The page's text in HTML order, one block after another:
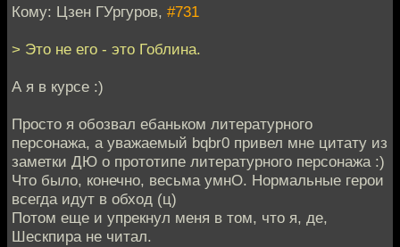
Кому: Цзен ГУргуров, #731
> Это не его - это Гоблина.
А я в курсе :)
Просто я обозвал ебаньком литературного
персонажа, а уважаемый bqbr0 привел мне цитату из
заметки ДЮ о прототипе литературного персонажа :)
Что было, конечно, весьма умнО. Нормальные герои
всегда идут в обход (ц)
Потом еще и упрекнул меня в том, что я, де,
Шескпира не читал.